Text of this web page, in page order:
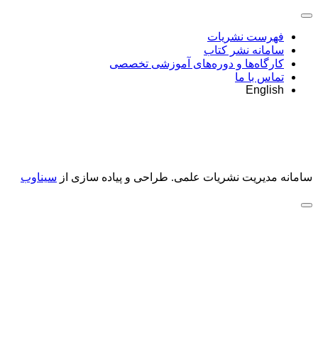
فهرست نشریات
سامانه نشر کتاب
کارگاه‌ها و دوره‌های آموزشی تخصصی
تماس با ما
English
سامانه مدیریت نشریات علمی. طراحی و پیاده سازی از سیناوب